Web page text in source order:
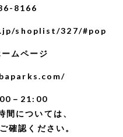
8166
shoplist/327/#pop
ームページ
－21:00
間については、
確認ください。